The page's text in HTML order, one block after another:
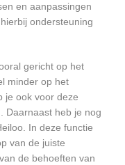
en aanpassingen
ondersteuning
gericht op het
minder op het
je ook voor deze
Daarnaast heb je nog
In deze functie
van de juiste
de behoeften van